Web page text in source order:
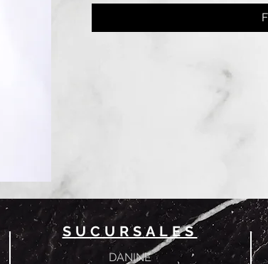
SUCURSALES
DANINE